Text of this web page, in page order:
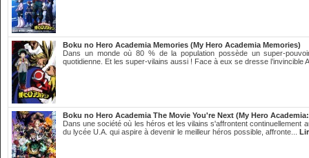
Boku no Hero Academia Memories (My Hero Academia Memories)
Dans un monde où 80 % de la population possède un super-
quotidienne. Et les super-vilains aussi ! Face à eux se dresse l’invincible
Boku no Hero Academia The Movie You're Next (My Hero
Dans une société où les héros et les vilains s'affrontent continuellement
du lycée U.A. qui aspire à devenir le meilleur héros possible, affronte...